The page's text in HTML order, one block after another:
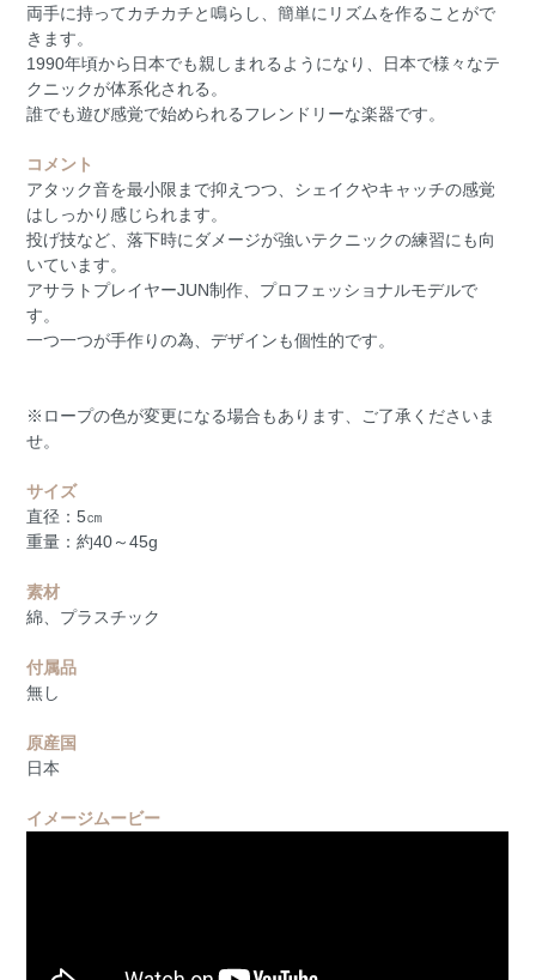
両手に持ってカチカチと鳴らし、簡単にリズムを作ることがで
きます。
1990年頃から日本でも親しまれるようになり、日本で様々なテ
クニックが体系化される。
誰でも遊び感覚で始められるフレンドリーな楽器です。
コメント
アタック音を最小限まで抑えつつ、シェイクやキャッチの感覚
はしっかり感じられます。
投げ技など、落下時にダメージが強いテクニックの練習にも向
いています。
アサラトプレイヤーJUN制作、プロフェッショナルモデルで
す。
一つ一つが手作りの為、デザインも個性的です。
※ロープの色が変更になる場合もあります、ご了承くださいま
せ。
サイズ
直径：5㎝
重量：約40～45g
素材
綿、プラスチック
付属品
無し
原産国
日本
イメージムービー